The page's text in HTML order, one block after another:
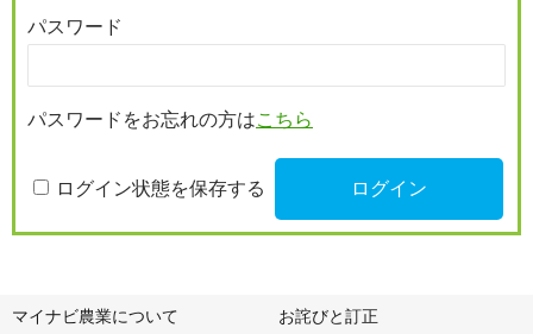
パスワード
パスワードをお忘れの方はこちら
ログイン状態を保存する
マイナビ農業について お詫びと訂正